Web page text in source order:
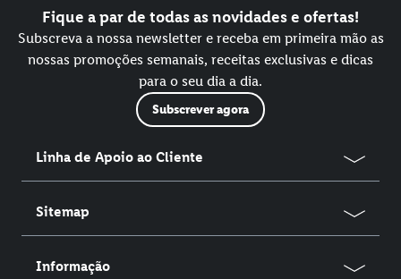
Fique a par de todas as novidades e ofertas!
Subscreva a nossa newsletter e receba em primeira mão as
nossas promoções semanais, receitas exclusivas e dicas
para o seu dia a dia.
Subscrever agora
Linha de Apoio ao Cliente
Sitemap
Informação